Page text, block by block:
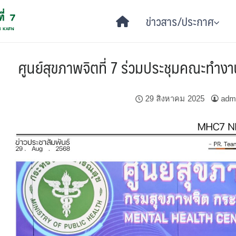
ข่าวสาร/ประกาศ
ศูนย์สุขภาพจิตที่ 7 ร่วมประชุมคณะทำง
29 สิงหาคม 2025